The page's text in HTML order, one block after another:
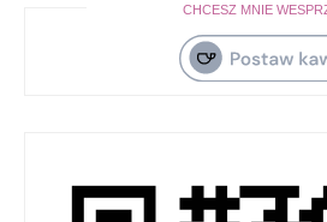
CHCESZ MNIE